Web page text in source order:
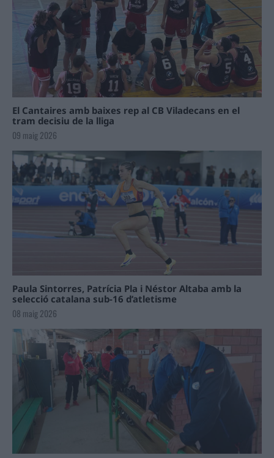
El Cantaires amb baixes rep al CB Viladecans en el
tram decisiu de la lliga
09 maig 2026
Paula Sintorres, Patrícia Pla i Néstor Altaba amb la
selecció catalana sub-16 d’atletisme
08 maig 2026